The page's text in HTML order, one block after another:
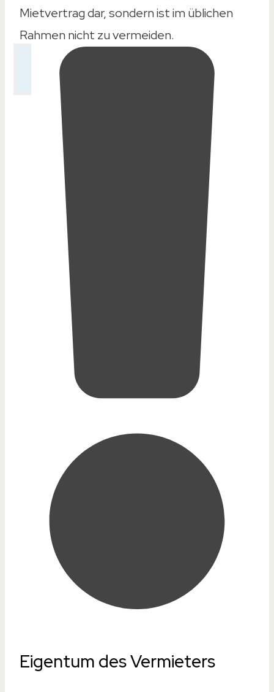
Mietvertrag dar, sondern ist im üblichen
Rahmen nicht zu vermeiden.
Eigentum des Vermieters